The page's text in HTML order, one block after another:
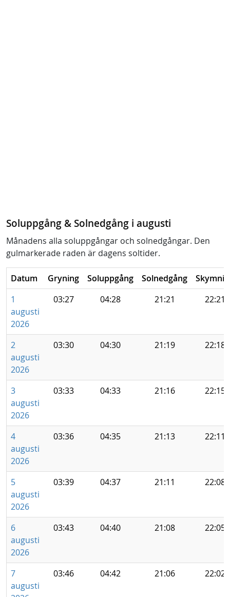
Soluppgång & Solnedgång i augusti
Månadens alla soluppgångar och solnedgångar. Den
gulmarkerade raden är dagens soltider.
Datum Gryning Soluppgång Solnedgång
1
augusti
2026
03:27 04:28 21:21 22:21
2
augusti
2026
03:30 04:30 21:19 22:18
3
augusti
2026
03:33 04:33 21:16 22:15
4
augusti
2026
03:36 04:35 21:13 22:11
5
augusti
2026
03:39 04:37 21:11 22:08
6
augusti
2026
03:43 04:40 21:08 22:05
7
augusti
03:46 04:42 21:06 22:02